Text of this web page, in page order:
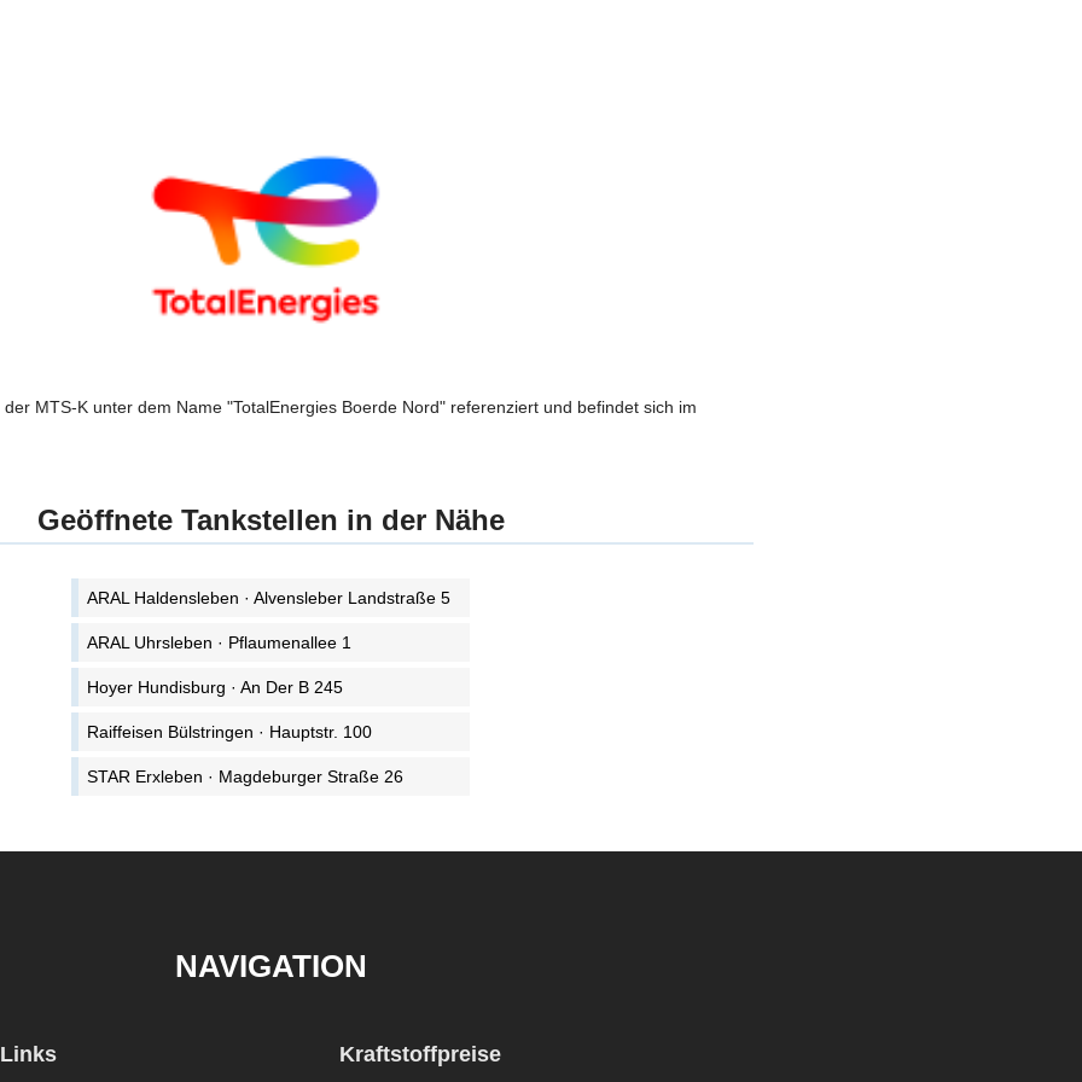
der MTS-K unter dem Name "TotalEnergies Boerde Nord" referenziert und befindet sich im
Geöffnete Tankstellen in der Nähe
ARAL Haldensleben · Alvensleber Landstraße 5
ARAL Uhrsleben · Pflaumenallee 1
Hoyer Hundisburg · An Der B 245
Raiffeisen Bülstringen · Hauptstr. 100
STAR Erxleben · Magdeburger Straße 26
NAVIGATION
Kraftstoffpreise